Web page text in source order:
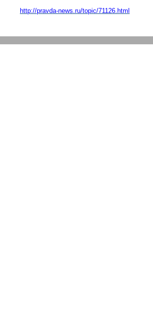
http://pravda-news.ru/topic/71126.html